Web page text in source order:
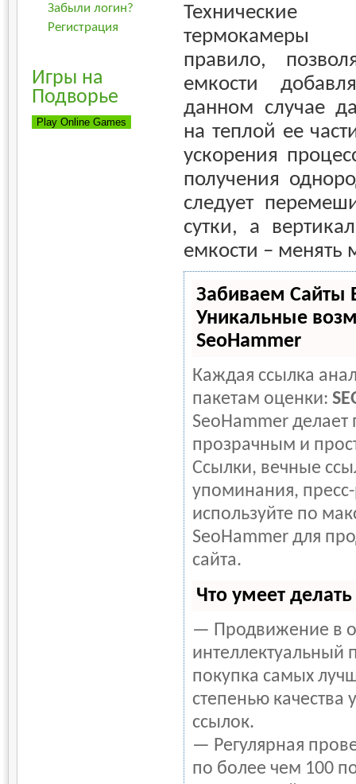
Забыли логин?
Регистрация
Игры на
Подворье
Технические
термокамеры
правило,
емкости
данном случае
на теплой ее
ускорения
получения
следует
сутки, а
емкости – менять
Забиваем
Уникальные
SeoHammer
Каждая ссылка
пакетам оценки:
SeoHammer
прозрачным и
Ссылки, вечные
упоминания,
используйте по
SeoHammer для
сайта.
Что умеет
— Продвижение в
интеллектуальный
покупка самых
степенью качества
ссылок.
— Регулярная
по более чем 100